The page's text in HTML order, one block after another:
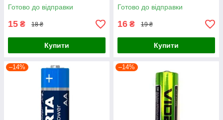
Готово до відправки
15 ₴ 18 ₴
Купити
Готово до відправки
16 ₴ 19 ₴
Купити
–14% –14%